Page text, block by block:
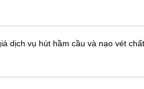
dịch vụ hút hầm cầu và nạo vét